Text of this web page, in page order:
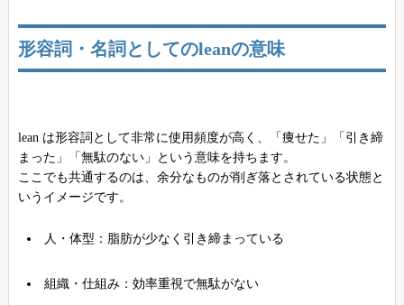
形容詞・名詞としてのleanの意味
lean は形容詞として非常に使用頻度が高く、「痩せた」「引き締
まった」「無駄のない」という意味を持ちます。
ここでも共通するのは、余分なものが削ぎ落とされている状態と
いうイメージです。
人・体型：脂肪が少なく引き締まっている
組織・仕組み：効率重視で無駄がない